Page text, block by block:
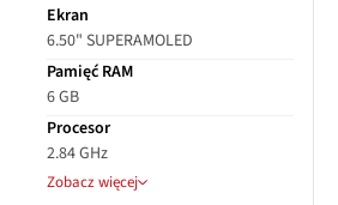
Ekran
6.50" SUPERAMOLED
Pamięć RAM
6 GB
Procesor
2.84 GHz
Zobacz więcej